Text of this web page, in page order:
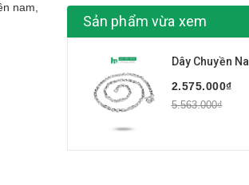
nam,
Sản phẩm vừa xem
2.575.000₫
5.563.000₫